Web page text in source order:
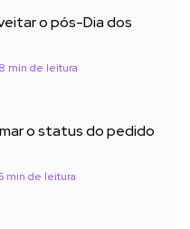
o pós-Dia dos
8 min de leitura
o status do pedido
min de leitura